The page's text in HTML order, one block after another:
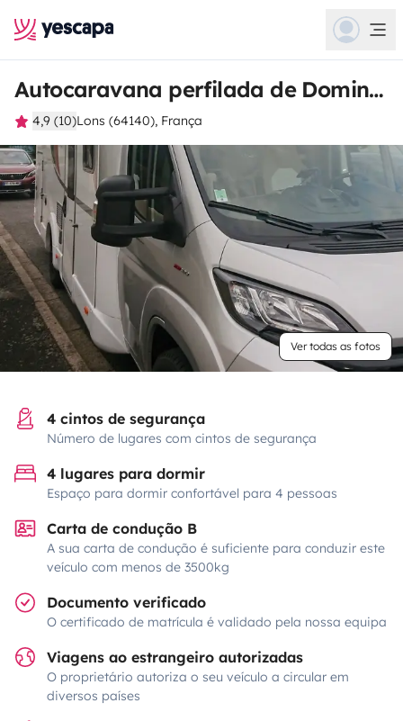
Autocaravana perfilada de Dominique
4,9 (10)Lons (64140), França
Ver todas as fotos
4 cintos de segurança
Número de lugares com cintos de segurança
4 lugares para dormir
Espaço para dormir confortável para 4 pessoas
Carta de condução B
A sua carta de condução é suficiente para conduzir este
veículo com menos de 3500kg
Documento verificado
O certificado de matrícula é validado pela nossa equipa
Viagens ao estrangeiro autorizadas
O proprietário autoriza o seu veículo a circular em
diversos países